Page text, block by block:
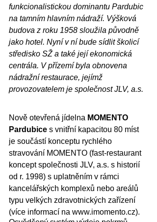
funkcionalistickou dominantu Pardubic
na tamním hlavním nádraží. Výšková
budova z roku 1958 sloužila původně
jako hotel. Nyní v ní bude sídlit školicí
středisko SŽ a také její ekonomická
centrála. V přízemí byla obnovena
nádražní restaurace, jejímž
provozovatelem je společnost JLV, a.s.
Nově otevřená jídelna MOMENTO
Pardubice s vnitřní kapacitou 80 míst
je součástí konceptu rychlého
stravování MOMENTO (fast-restaurant
koncept společnosti JLV, a.s. s historií
od r. 1998) s uplatněním v rámci
kancelářských komplexů nebo areálů
typu velkých zdravotnických zařízení
(více informací na www.imomento.cz).